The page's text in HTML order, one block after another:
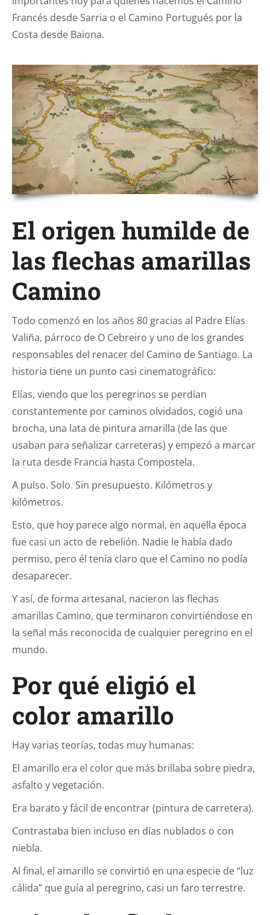
Francés desde Sarria o el Camino Portugués por la
Costa desde Baiona.
El origen humilde de
las flechas amarillas
Camino
Todo comenzó en los años 80 gracias al Padre Elías
Valiña, párroco de O Cebreiro y uno de los grandes
responsables del renacer del Camino de Santiago. La
historia tiene un punto casi cinematográfico:
Elías, viendo que los peregrinos se perdían
constantemente por caminos olvidados, cogió una
brocha, una lata de pintura amarilla (de las que
usaban para señalizar carreteras) y empezó a marcar
la ruta desde Francia hasta Compostela.
A pulso. Solo. Sin presupuesto. Kilómetros y
kilómetros.
Esto, que hoy parece algo normal, en aquella época
fue casi un acto de rebelión. Nadie le había dado
permiso, pero él tenía claro que el Camino no podía
desaparecer.
Y así, de forma artesanal, nacieron las flechas
amarillas Camino, que terminaron convirtiéndose en
la señal más reconocida de cualquier peregrino en el
mundo.
Por qué eligió el
color amarillo
Hay varias teorías, todas muy humanas:
El amarillo era el color que más brillaba sobre piedra,
asfalto y vegetación.
Era barato y fácil de encontrar (pintura de carretera).
Contrastaba bien incluso en días nublados o con
niebla.
Al final, el amarillo se convirtió en una especie de “luz
cálida” que guía al peregrino, casi un faro terrestre.